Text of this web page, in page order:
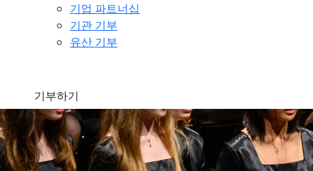
기업 파트너십
기관 기부
유산 기부
기부하기